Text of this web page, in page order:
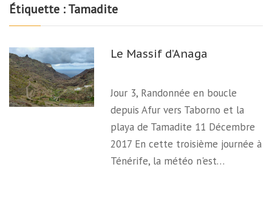
Étiquette :Tamadite
Le Massif d’Anaga
Jour 3, Randonnée en boucle
depuis Afur vers Taborno et la
playa de Tamadite 11 Décembre
2017 En cette troisième journée à
Ténérife, la météo n'est…